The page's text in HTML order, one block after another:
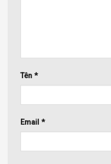
Tên *
Email *